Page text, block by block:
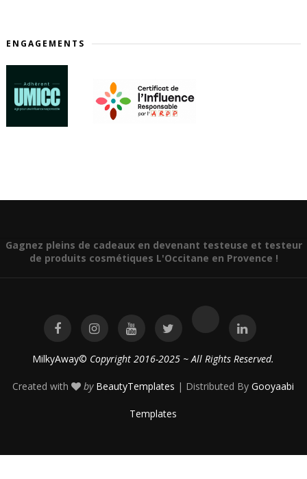
ENGAGEMENTS
Gagnez pleins de cadeaux en devenant testeuse et testeur
de produits cosmétiques L'Occitane en Provence !
MilkyAway© Copyright 2016-2025 ~ All Rights Reserved.
Created with by BeautyTemplates | Distributed ByGooyaabi
Templates